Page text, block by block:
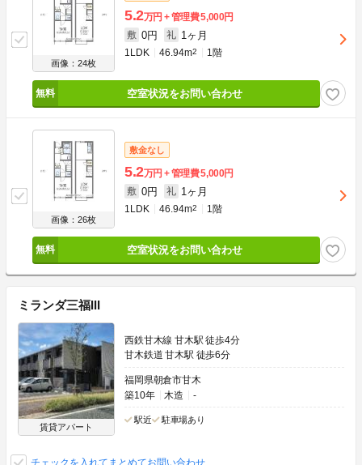
画像：24枚
5.2万円 管理費5,000円
敷 0円 礼 1ヶ月
1LDK 46.94m2 1階
空室状況をお問い合わせ
画像：26枚
敷金なし
5.2万円 管理費5,000円
敷 0円 礼 1ヶ月
1LDK 46.94m2 1階
空室状況をお問い合わせ
ミランダ三福III
賃貸アパート
西鉄甘木線 甘木駅 徒歩4分
甘木鉄道 甘木駅 徒歩6分
福岡県朝倉市甘木
築10年
木造 -
駅近 駐車場あり
チェックを入れてまとめてお問い合わせ